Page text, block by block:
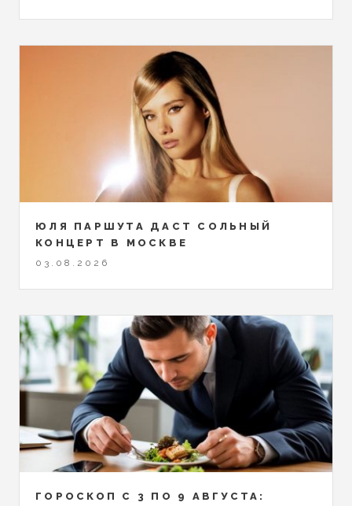
ЮЛЯ ПАРШУТА ДАСТ СОЛЬНЫЙ
КОНЦЕРТ В МОСКВЕ
03.08.2026
ГОРОСКОП С 3 ПО 9 АВГУСТА: